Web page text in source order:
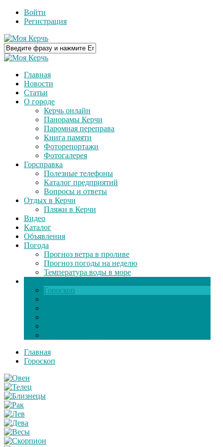
Войти
Регистрация
Главная
Новости
Статьи
О городе
Керчь онлайн
Панорамы Керчи
Паромная переправа
Книга памяти
Фоторепортажи
Фотогалерея
Горсправка
Полезные телефоны
Каталог предприятий
Вопросы и ответы
Отдых в Керчи
Пляжи в Керчи
Видео
Каталог
Объявления
Погода
Прогноз ветра в проливе
Прогноз погоды на неделю
Температура воды в море
Гороскоп
Главная
Гороскоп